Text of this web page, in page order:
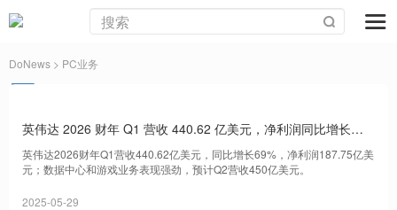
DoNews > PC业务
英伟达 2026 财年 Q1 营收 440.62 亿美元，净利润同比增长
26%
英伟达2026财年Q1营收440.62亿美元，同比增长69%，净利润187.75亿美
元；数据中心和游戏业务表现强劲，预计Q2营收450亿美元。
2025-05-29